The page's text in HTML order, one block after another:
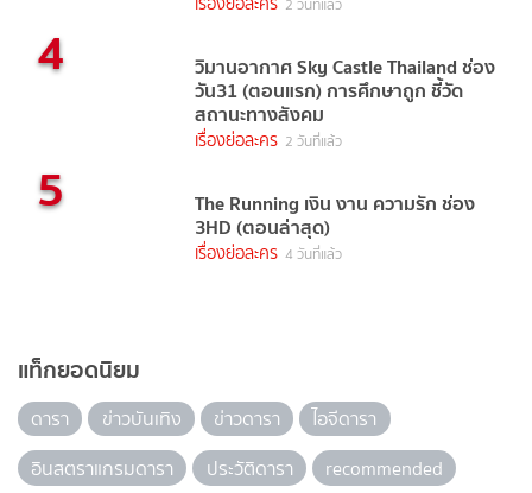
2 วันที่แล้ว
4 วิมานอากาศ Sky Castle Thailand ช่อง
วัน31 (ตอนแรก) การศึกษาถูก ชี้วัด
สถานะทางสังคม
เรื่องย่อละคร 2 วันที่แล้ว
5 The Running เงิน งาน ความรัก ช่อง
3HD (ตอนล่าสุด)
เรื่องย่อละคร 4 วันที่แล้ว
แท็กยอดนิยม
ดารา ข่าวบันเทิง ข่าวดารา
ไอจีดารา
อินสตราแกรมดารา
ประวัติดารา
recommended